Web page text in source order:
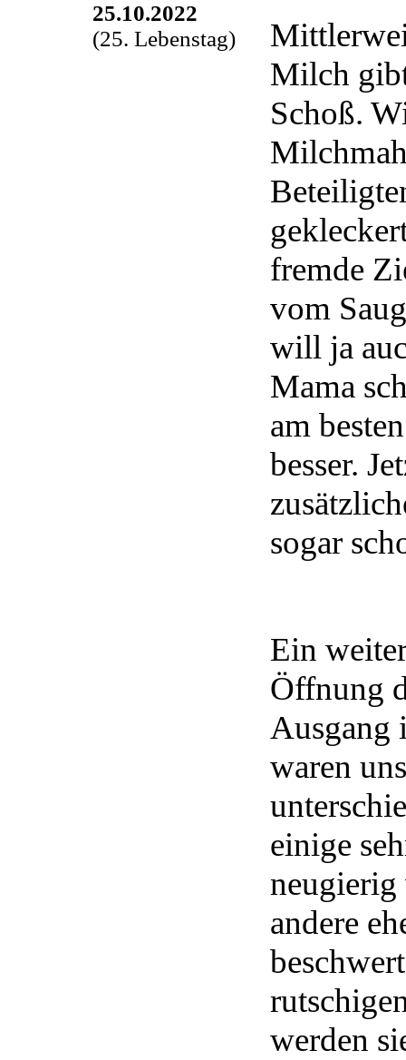
25.10.2022
(25. Lebenstag)
Milch
Schoß.
fremde
vom
will ja
Mama
am
besser.
sogar
Ein
Öffnung
Ausgang
waren
einige
neugierig
andere
werden